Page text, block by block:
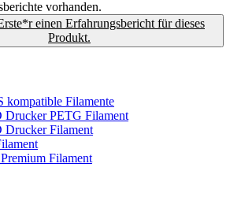
vorhanden.
einen Erfahrungsbericht für dieses
Produkt.
kompatible Filamente
Drucker PETG Filament
Drucker Filament
Filament